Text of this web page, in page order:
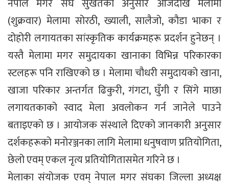
नेपाल मगर संघ सुर्खेतका अनुसार आजदेखि मेलामा
(शुक्रवार) मेलामा सोरठी, ख्याली, सालैजो, कौडा भाका र
दोहोरी लगायतका सांस्कृतिक कार्यक्रमहरू प्रदर्शन हुनेछन् ।
यस्तै मेलामा मगर समुदायका खानाका विभिन्न परिकारका
स्टलहरू पनि राखिएको छ । मेलामा चौधरी समुदायको खाना,
खाजा परिकार अन्तर्गत ढिकुरी, गंगटा, घुँगी र सिंगे माछा
लगायतकाको स्वाद मेला अवलोकन गर्न जानेले पाउने
बताइएको छ । आयोजक संस्थाले दिएको जानकारी अनुसार
दर्शकहरूको मनोरञ्जनका लागि मेलामा धनुषवाण प्रतियोगिता,
छेलो एवम् एकल नृत्य प्रतियोगितासमेत गरिने छ ।
मेलाका संयोजक एवम् नेपाल मगर संघका जिल्ला अध्यक्ष